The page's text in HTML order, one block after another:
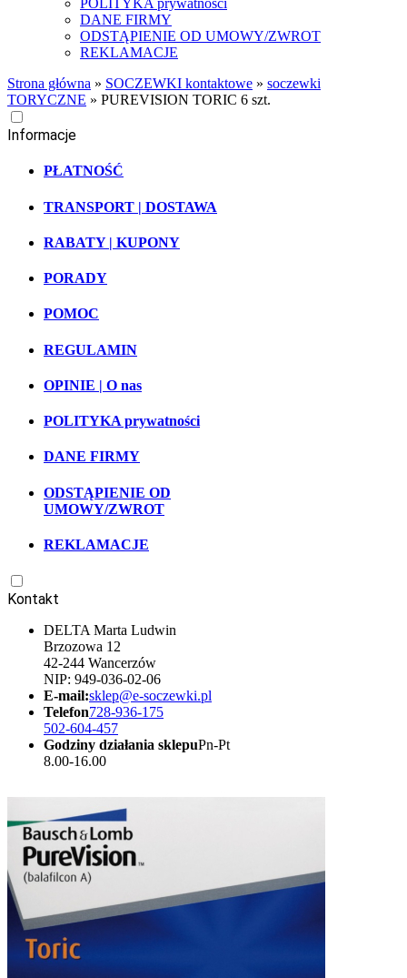
POLITYKA prywatności
DANE FIRMY
ODSTĄPIENIE OD UMOWY/ZWROT
REKLAMACJE
Strona główna » SOCZEWKI kontaktowe » soczewki
TORYCZNE » PUREVISION TORIC 6 szt.
Informacje
PŁATNOŚĆ
TRANSPORT | DOSTAWA
RABATY | KUPONY
PORADY
POMOC
REGULAMIN
OPINIE | O nas
POLITYKA prywatności
DANE FIRMY
ODSTĄPIENIE OD
UMOWY/ZWROT
REKLAMACJE
Kontakt
DELTA Marta Ludwin
Brzozowa 12
42-244 Wancerzów
NIP: 949-036-02-06
E-mail:sklep@e-soczewki.pl
Telefon728-936-175
502-604-457
Godziny działania sklepuPn-Pt
8.00-16.00